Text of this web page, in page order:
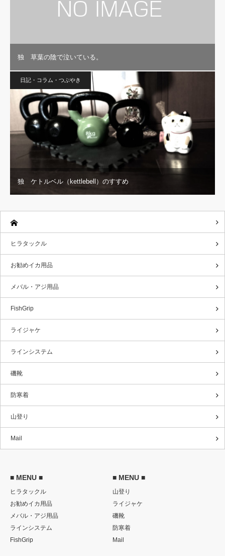
独 草葉の陰で泣いている。
日記・コラム・つぶやき
独 ケトルベル（kettlebell）のすすめ
ヒラタックル
お勧めイカ用品
メバル・アジ用品
FishGrip
ライジャケ
ラインシステム
磯靴
防寒着
山登り
Mail
■ MENU ■
ヒラタックル
お勧めイカ用品
メバル・アジ用品
ラインシステム
FishGrip
■ MENU ■
山登り
ライジャケ
磯靴
防寒着
Mail